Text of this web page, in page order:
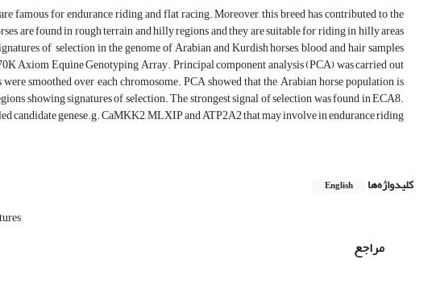
famous for endurance riding and flat racing. Moreover, this breed has contributed to the
are found in rough terrain and hilly regions and they are suitable for riding in hilly areas
of selection in the genome of Arabian and Kurdish horses, blood and hair samples
Axiom Equine Genotyping Array. Principal component analysis (PCA) was carried out
smoothed over each chromosome. PCA showed that the Arabian horse population is
showing signatures of selection. The strongest signal of selection was found in ECA8.
candidate genese.g. CaMKK2, MLXIP and ATP2A2 that may involve in endurance riding
کلیدواژه‌ها English
مراجع